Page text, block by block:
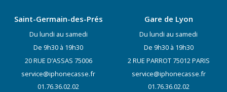
Saint-Germain-des-Prés
Du lundi au samedi
De 9h30 à 19h30
20 RUE D’ASSAS 75006
service@iphonecasse.fr
01.76.36.02.02
Gare de Lyon
Du lundi au samedi
De 9h30 à 19h30
2 RUE PARROT 75012 PARIS
service@iphonecasse.fr
01.76.36.02.02